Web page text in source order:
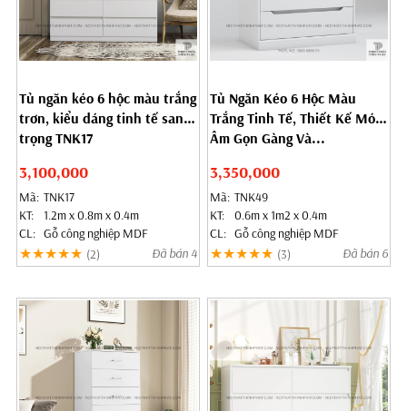
Tủ ngăn kéo 6 hộc màu trắng
trơn, kiểu dáng tinh tế sang
trọng TNK17
3,100,000
Mã: TNK17
KT:
1.2m x 0.8m x 0.4m
CL: Gỗ công nghiệp MDF
★★★★★ (2) Đã bán 4
Tủ Ngăn Kéo 6 Hộc Màu
Trắng Tinh Tế, Thiết Kế Móc
Âm Gọn Gàng Và...
3,350,000
Mã: TNK49
KT:
0.6m x 1m2 x 0.4m
CL: Gỗ công nghiệp MDF
★★★★★ (3) Đã bán 6